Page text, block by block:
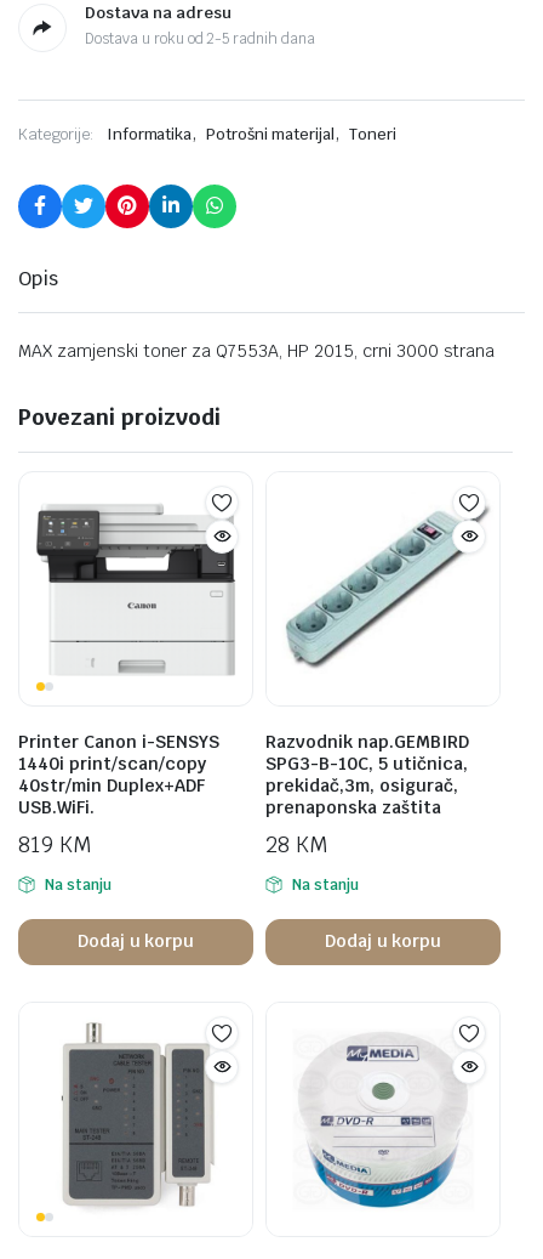
Dostava na adresu
Dostava u roku od 2-5 radnih dana
Kategorije: Informatika, Potrošni materijal, Toneri
Opis
MAX zamjenski toner za Q7553A, HP 2015, crni 3000 strana
Povezani proizvodi
Printer Canon i-SENSYS
1440i print/scan/copy
40str/min Duplex+ADF
USB.WiFi.
819 KM
Na stanju
Dodaj u korpu
Razvodnik nap.GEMBIRD
SPG3-B-10C, 5 utičnica,
prekidač,3m, osigurač,
prenaponska zaštita
28 KM
Na stanju
Dodaj u korpu